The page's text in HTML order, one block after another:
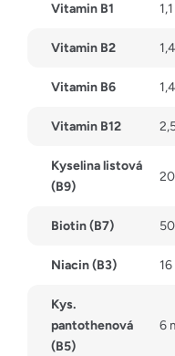
Vitamin B1
Vitamin B2
Vitamin B6
Vitamin B12
Kyselina listová
(B9)
Biotin (B7)
Niacin (B3)
Kys.
pantothenová
(B5)
6